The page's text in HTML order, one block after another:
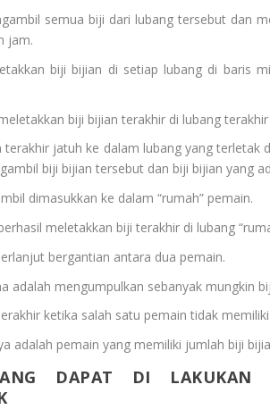
semua biji dari lubang tersebut dan
jam.
biji bijian di setiap lubang di baris
biji bijian terakhir di lubang
terakhir jatuh ke dalam lubang yang
biji bijian tersebut dan biji bijian yang
dimasukkan ke dalam “rumah” pemain.
meletakkan biji terakhir di lubang
bergantian antara dua pemain.
adalah mengumpulkan sebanyak mungkin
ketika salah satu pemain tidak
adalah pemain yang memiliki jumlah biji
DAPAT DI LAKUKAN